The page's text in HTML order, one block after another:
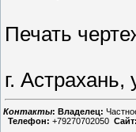
Печать
г.
Контакты: Владелец:
Телефон: +79270702050 Сайт: